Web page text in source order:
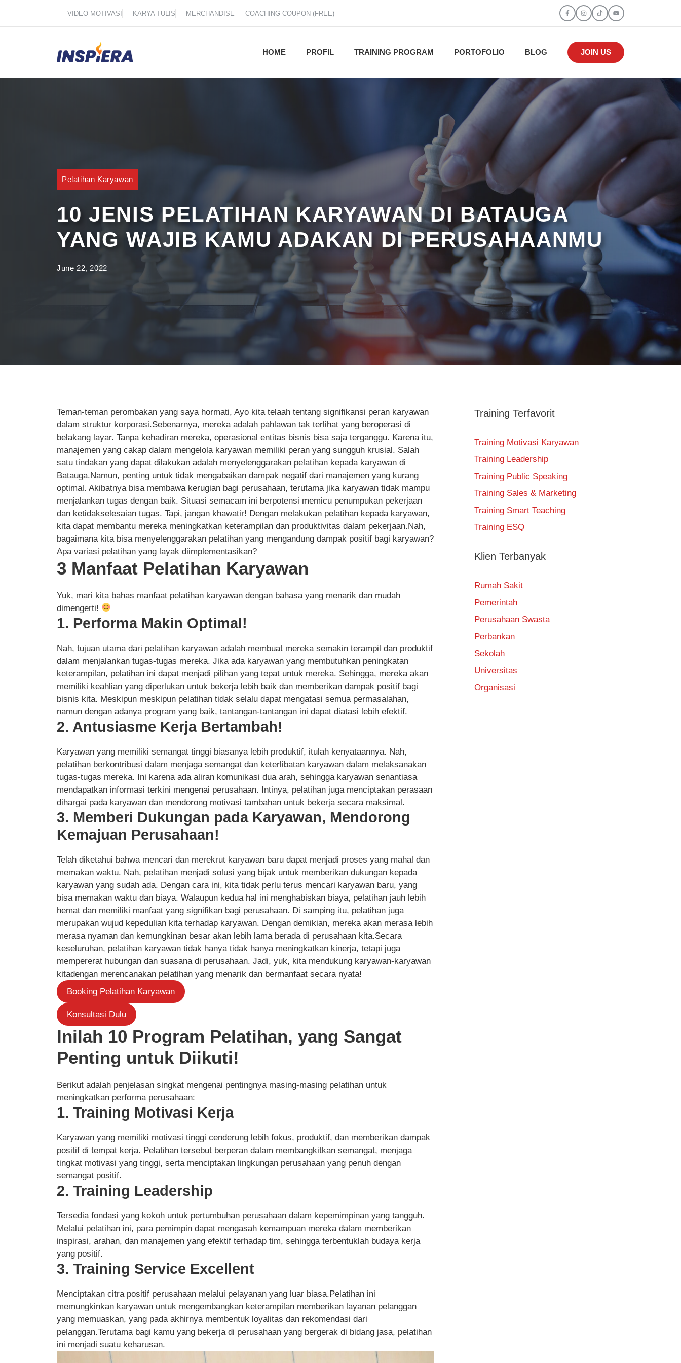
VIDEO MOTIVASI KARYA TULIS MERCHANDISE COACHING COUPON (FREE)
HOME PROFIL TRAINING PROGRAM PORTOFOLIO BLOG JOIN US
Pelatihan Karyawan
10 JENIS PELATIHAN KARYAWAN DI BATAUGA
YANG WAJIB KAMU ADAKAN DI PERUSAHAANMU
June 22, 2022
Teman-teman perombakan yang saya hormati, Ayo kita telaah tentang signifikansi peran karyawan
dalam struktur korporasi.Sebenarnya, mereka adalah pahlawan tak terlihat yang beroperasi di
belakang layar. Tanpa kehadiran mereka, operasional entitas bisnis bisa saja terganggu. Karena itu,
manajemen yang cakap dalam mengelola karyawan memiliki peran yang sungguh krusial. Salah
satu tindakan yang dapat dilakukan adalah menyelenggarakan pelatihan kepada karyawan di
Batauga.Namun, penting untuk tidak mengabaikan dampak negatif dari manajemen yang kurang
optimal. Akibatnya bisa membawa kerugian bagi perusahaan, terutama jika karyawan tidak mampu
menjalankan tugas dengan baik. Situasi semacam ini berpotensi memicu penumpukan pekerjaan
dan ketidakselesaian tugas. Tapi, jangan khawatir! Dengan melakukan pelatihan kepada karyawan,
kita dapat membantu mereka meningkatkan keterampilan dan produktivitas dalam pekerjaan.Nah,
bagaimana kita bisa menyelenggarakan pelatihan yang mengandung dampak positif bagi karyawan?
Apa variasi pelatihan yang layak diimplementasikan?
3 Manfaat Pelatihan Karyawan
Yuk, mari kita bahas manfaat pelatihan karyawan dengan bahasa yang menarik dan mudah
dimengerti!
1. Performa Makin Optimal!
Nah, tujuan utama dari pelatihan karyawan adalah membuat mereka semakin terampil dan produktif
dalam menjalankan tugas-tugas mereka. Jika ada karyawan yang membutuhkan peningkatan
keterampilan, pelatihan ini dapat menjadi pilihan yang tepat untuk mereka. Sehingga, mereka akan
memiliki keahlian yang diperlukan untuk bekerja lebih baik dan memberikan dampak positif bagi
bisnis kita. Meskipun meskipun pelatihan tidak selalu dapat mengatasi semua permasalahan,
namun dengan adanya program yang baik, tantangan-tantangan ini dapat diatasi lebih efektif.
2. Antusiasme Kerja Bertambah!
Karyawan yang memiliki semangat tinggi biasanya lebih produktif, itulah kenyataannya. Nah,
pelatihan berkontribusi dalam menjaga semangat dan keterlibatan karyawan dalam melaksanakan
tugas-tugas mereka. Ini karena ada aliran komunikasi dua arah, sehingga karyawan senantiasa
mendapatkan informasi terkini mengenai perusahaan. Intinya, pelatihan juga menciptakan perasaan
dihargai pada karyawan dan mendorong motivasi tambahan untuk bekerja secara maksimal.
3. Memberi Dukungan pada Karyawan, Mendorong
Kemajuan Perusahaan!
Telah diketahui bahwa mencari dan merekrut karyawan baru dapat menjadi proses yang mahal dan
memakan waktu. Nah, pelatihan menjadi solusi yang bijak untuk memberikan dukungan kepada
karyawan yang sudah ada. Dengan cara ini, kita tidak perlu terus mencari karyawan baru, yang
bisa memakan waktu dan biaya. Walaupun kedua hal ini menghabiskan biaya, pelatihan jauh lebih
hemat dan memiliki manfaat yang signifikan bagi perusahaan. Di samping itu, pelatihan juga
merupakan wujud kepedulian kita terhadap karyawan. Dengan demikian, mereka akan merasa lebih
merasa nyaman dan kemungkinan besar akan lebih lama berada di perusahaan kita.Secara
keseluruhan, pelatihan karyawan tidak hanya tidak hanya meningkatkan kinerja, tetapi juga
mempererat hubungan dan suasana di perusahaan. Jadi, yuk, kita mendukung karyawan-karyawan
kitadengan merencanakan pelatihan yang menarik dan bermanfaat secara nyata!
Booking Pelatihan Karyawan
Konsultasi Dulu
Inilah 10 Program Pelatihan, yang Sangat
Penting untuk Diikuti!
Berikut adalah penjelasan singkat mengenai pentingnya masing-masing pelatihan untuk
meningkatkan performa perusahaan:
1. Training Motivasi Kerja
Karyawan yang memiliki motivasi tinggi cenderung lebih fokus, produktif, dan memberikan dampak
positif di tempat kerja. Pelatihan tersebut berperan dalam membangkitkan semangat, menjaga
tingkat motivasi yang tinggi, serta menciptakan lingkungan perusahaan yang penuh dengan
semangat positif.
2. Training Leadership
Tersedia fondasi yang kokoh untuk pertumbuhan perusahaan dalam kepemimpinan yang tangguh.
Melalui pelatihan ini, para pemimpin dapat mengasah kemampuan mereka dalam memberikan
inspirasi, arahan, dan manajemen yang efektif terhadap tim, sehingga terbentuklah budaya kerja
yang positif.
3. Training Service Excellent
Menciptakan citra positif perusahaan melalui pelayanan yang luar biasa.Pelatihan ini
memungkinkan karyawan untuk mengembangkan keterampilan memberikan layanan pelanggan
yang memuaskan, yang pada akhirnya membentuk loyalitas dan rekomendasi dari
pelanggan.Terutama bagi kamu yang bekerja di perusahaan yang bergerak di bidang jasa, pelatihan
ini menjadi suatu keharusan.
Training Terfavorit
Training Motivasi Karyawan
Training Leadership
Training Public Speaking
Training Sales & Marketing
Training Smart Teaching
Training ESQ
Klien Terbanyak
Rumah Sakit
Pemerintah
Perusahaan Swasta
Perbankan
Sekolah
Universitas
Organisasi